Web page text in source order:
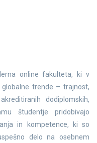
online fakulteta, ki v
trende – trajnost,
dodiplomskih,
študentje pridobivajo
in kompetence, ki so
delo na osebnem